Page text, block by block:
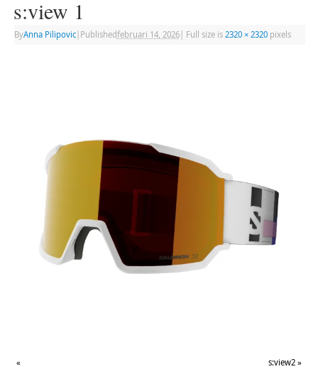
s:view 1
ByAnna Pilipovic| Publishedfebruari 14, 2026| Full size is 2320 × 2320pixels
« s:view2 »